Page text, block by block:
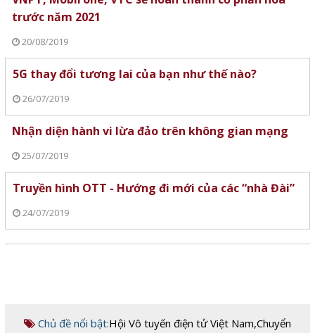
trước năm 2021
20/08/2019
5G thay đổi tương lai của bạn như thế nào?
26/07/2019
Nhận diện hành vi lừa đảo trên không gian mạng
25/07/2019
Truyền hình OTT - Hướng đi mới của các “nhà Đài”
24/07/2019
Chủ đề nổi bật:Hội Vô tuyến điện tử Việt Nam,Chuyển